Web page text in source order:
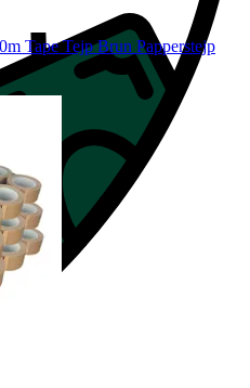
Tape Tejp Brun Papperstejp